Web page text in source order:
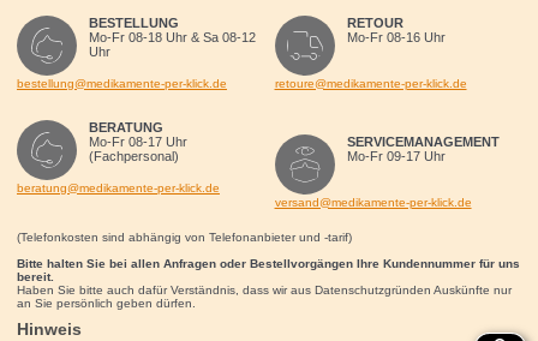
BESTELLUNG
Mo-Fr 08-18 Uhr & Sa 08-12
Uhr
bestellung@medikamente-per-klick.de
BERATUNG
Mo-Fr 08-17 Uhr
(Fachpersonal)
beratung@medikamente-per-klick.de
RETOUR
Mo-Fr 08-16 Uhr
retoure@medikamente-per-klick.de
SERVICEMANAGEMENT
Mo-Fr 09-17 Uhr
versand@medikamente-per-klick.de
(Telefonkosten sind abhängig von Telefonanbieter und -tarif)
Bitte halten Sie bei allen Anfragen oder Bestellvorgängen Ihre Kundennummer für uns
bereit.
Haben Sie bitte auch dafür Verständnis, dass wir aus Datenschutzgründen Auskünfte nur
an Sie persönlich geben dürfen.
Hinweis